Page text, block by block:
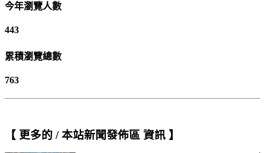
今年瀏覽人數
443
累積瀏覽總數
763
【 更多的 / 本站新聞發佈區 資訊 】